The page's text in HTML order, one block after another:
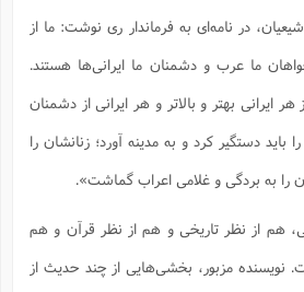
در نامه‌ای به فرماندار ری نوشت: ما از
ما عرب و دشمنان ما ایرانی‌ها هستند.
بهتر و بالاتر و هر ایرانی از دشمنان
دستگیر کرد و به مدینه آورد؛ زنانشان را
را به بردگی و غلامی اعراب گماشت».
هم از نظر تاریخی و هم از نظر قرآن و هم
مزبور، بخشی‌هایی از چند حدیث از